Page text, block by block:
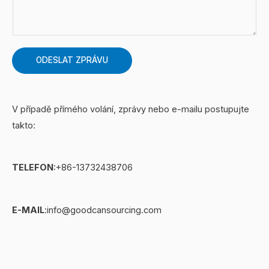
s
d
k
ý
t
n
t
á
z
á
ODESLAT ZPRÁVU
V případě přímého volání, zprávy nebo e-mailu postupujte
takto:
TELEFON :+86-13732438706
E-MAIL:info@goodcansourcing.com